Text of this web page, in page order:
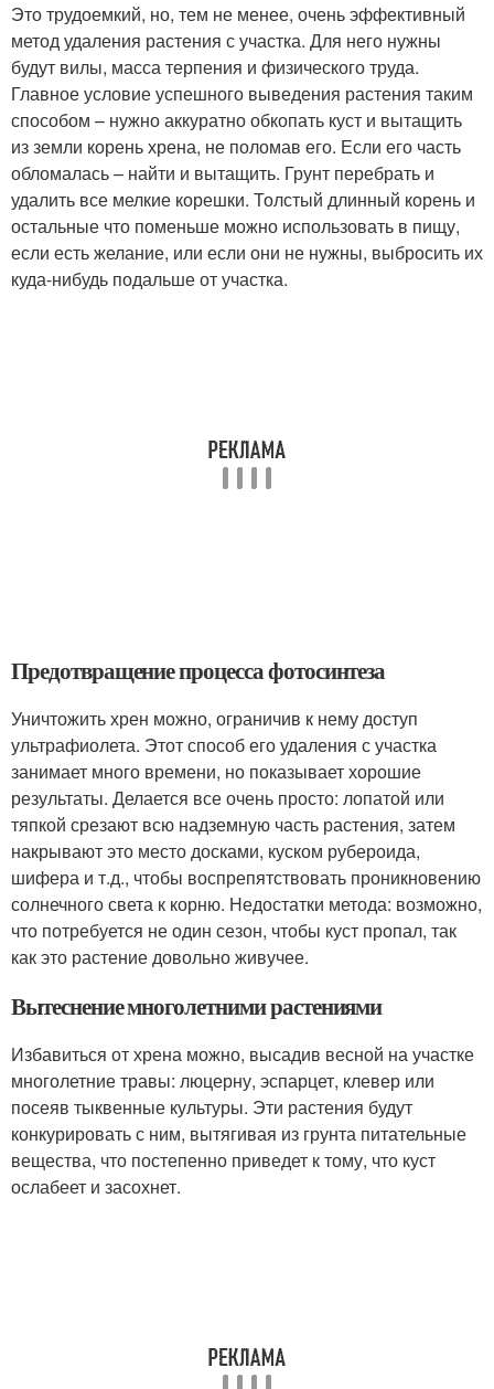
Это трудоемкий, но, тем не менее, очень эффективный
метод удаления растения с участка. Для него нужны
будут вилы, масса терпения и физического труда.
Главное условие успешного выведения растения таким
способом – нужно аккуратно обкопать куст и вытащить
из земли корень хрена, не поломав его. Если его часть
обломалась – найти и вытащить. Грунт перебрать и
удалить все мелкие корешки. Толстый длинный корень и
остальные что поменьше можно использовать в пищу,
если есть желание, или если они не нужны, выбросить их
куда-нибудь подальше от участка.
Предотвращение процесса фотосинтеза
Уничтожить хрен можно, ограничив к нему доступ
ультрафиолета. Этот способ его удаления с участка
занимает много времени, но показывает хорошие
результаты. Делается все очень просто: лопатой или
тяпкой срезают всю надземную часть растения, затем
накрывают это место досками, куском рубероида,
шифера и т.д., чтобы воспрепятствовать проникновению
солнечного света к корню. Недостатки метода: возможно,
что потребуется не один сезон, чтобы куст пропал, так
как это растение довольно живучее.
Вытеснение многолетними растениями
Избавиться от хрена можно, высадив весной на участке
многолетние травы: люцерну, эспарцет, клевер или
посеяв тыквенные культуры. Эти растения будут
конкурировать с ним, вытягивая из грунта питательные
вещества, что постепенно приведет к тому, что куст
ослабеет и засохнет.